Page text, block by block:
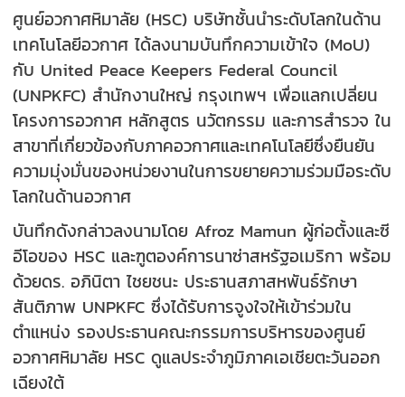
ศูนย์อวกาศหิมาลัย (HSC) บริษัทชั้นนำระดับโลกในด้าน
เทคโนโลยีอวกาศ ได้ลงนามบันทึกความเข้าใจ (MoU)
กับ United Peace Keepers Federal Council
(UNPKFC) สำนักงานใหญ่ กรุงเทพฯ เพื่อแลกเปลี่ยน
โครงการอวกาศ หลักสูตร นวัตกรรม และการสำรวจ ใน
สาขาที่เกี่ยวข้องกับภาคอวกาศและเทคโนโลยีซึ่งยืนยัน
ความมุ่งมั่นของหน่วยงานในการขยายความร่วมมือระดับ
โลกในด้านอวกาศ
บันทึกดังกล่าวลงนามโดย Afroz Mamun ผู้ก่อตั้งและซี
อีโอของ HSC และฑูตองค์การนาซ่าสหรัฐอเมริกา พร้อม
ด้วยดร. อภินิตา ไชยชนะ ประธานสภาสหพันธ์รักษา
สันติภาพ UNPKFC ซึ่งได้รับการจูงใจให้เข้าร่วมใน
ตำแหน่ง รองประธานคณะกรรมการบริหารของศูนย์
อวกาศหิมาลัย HSC ดูแลประจำภูมิภาคเอเชียตะวันออก
เฉียงใต้